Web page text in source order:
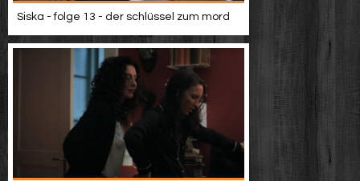
Siska - folge 13 - der schlüssel zum mord